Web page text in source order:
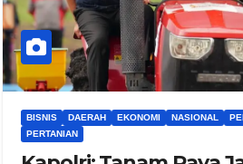
BISNIS DAERAH EKONOMI NASIONAL
PERTANIAN